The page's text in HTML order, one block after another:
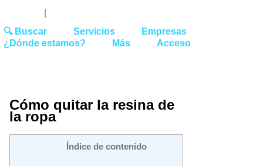
🔍 Buscar Servicios
Empresas
¿Dónde estamos?
Más Acceso
Cómo quitar la resina de
la ropa
Índice de contenido